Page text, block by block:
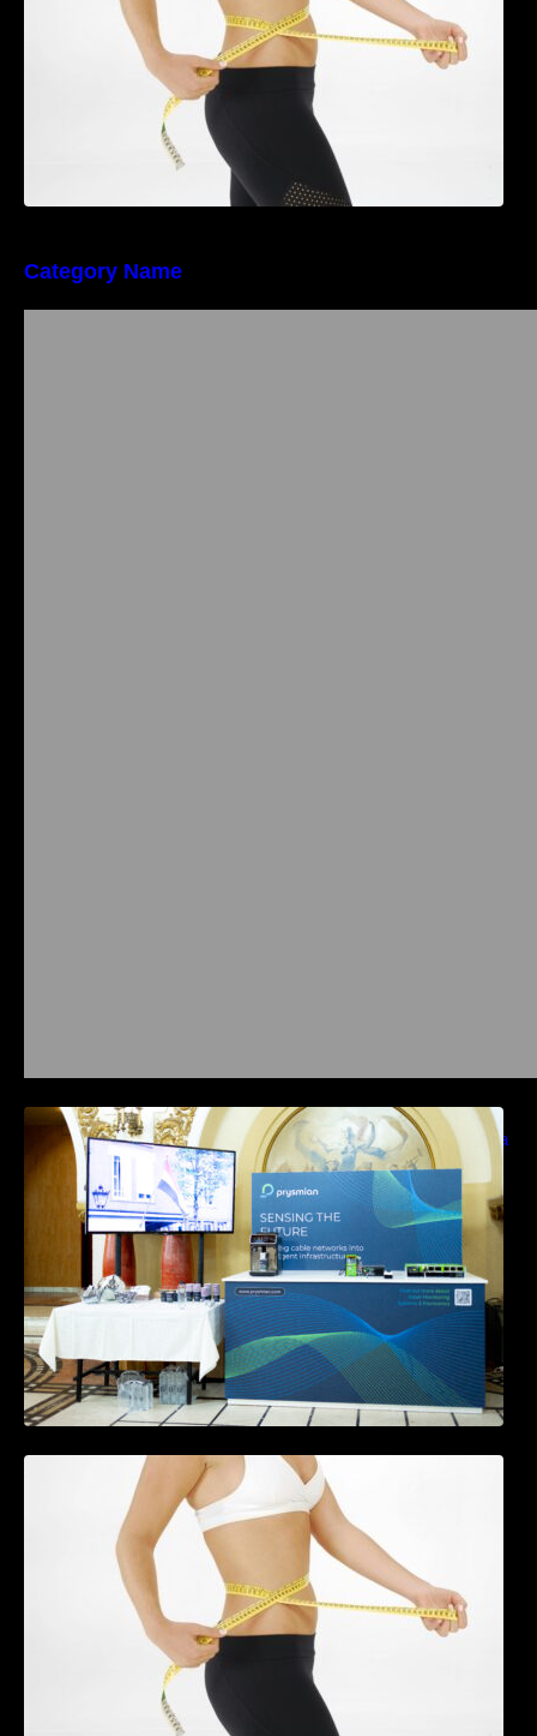
Category Name
Prysmian aduce la COMM26 tehnologii de
sensing si Digital Energy pentru monitorizarea
in timp real a infrastrucrutilor critice
Tratamentul Wegovy® generează o scădere
în greutate de până la 22,6% la femei în
perioada menopauzei și reduce la jumătate
riscul de migrene